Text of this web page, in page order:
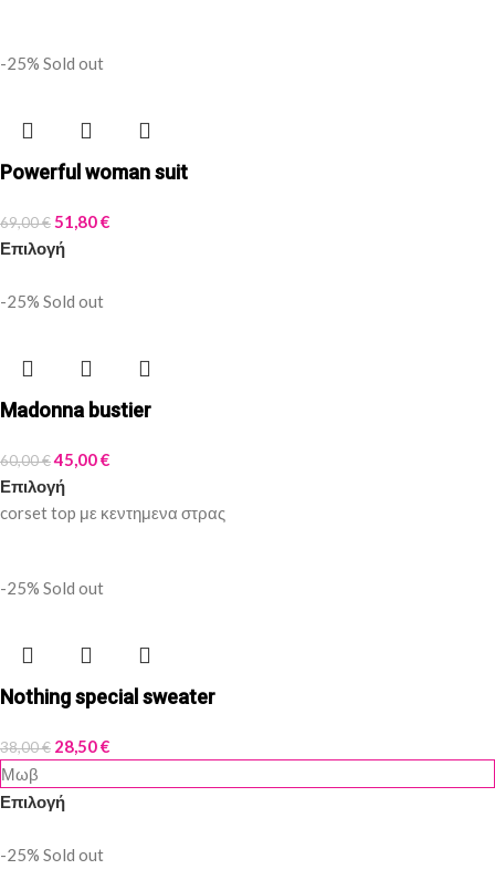
-25% Sold out
Powerful woman suit
69,00€51,80€
Επιλογή
-25% Sold out
Madonna bustier
60,00€45,00€
Επιλογή
corset top με κεντημενα στρας
-25% Sold out
Nothing special sweater
38,00€ 28,50€
Μωβ
Επιλογή
-25% Sold out